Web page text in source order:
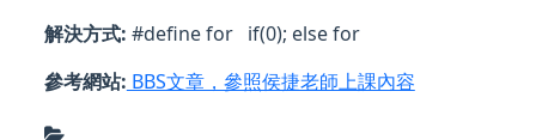
解決方式: #define for if(0); else for
參考網站: BBS文章，參照侯捷老師上課內容